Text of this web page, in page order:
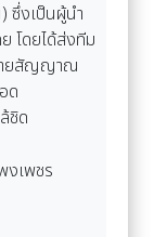
ซึ่งเป็นผู้นำ
โดยได้ส่งทีม
ายสัญญาณ
ด
ชิด
งเพชร